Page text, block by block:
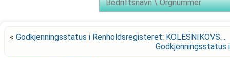
« Godkjenningsstatus i Renholdsregisteret: KOLESNIKOVS…
Godkjenningsstatus